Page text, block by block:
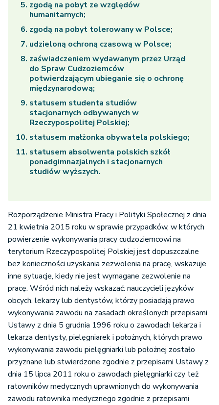
zgodą na pobyt ze względów
humanitarnych;
zgodą na pobyt tolerowany w Polsce;
udzieloną ochroną czasową w Polsce;
zaświadczeniem wydawanym przez Urząd
do Spraw Cudzoziemców
potwierdzającym ubieganie się o ochronę
międzynarodową;
statusem studenta studiów
stacjonarnych odbywanych w
Rzeczypospolitej Polskiej;
statusem małżonka obywatela polskiego;
statusem absolwenta polskich szkół
ponadgimnazjalnych i stacjonarnych
studiów wyższych.
Rozporządzenie Ministra Pracy i Polityki Społecznej z dnia
21 kwietnia 2015 roku w sprawie przypadków, w których
powierzenie wykonywania pracy cudzoziemcowi na
terytorium Rzeczypospolitej Polskiej jest dopuszczalne
bez konieczności uzyskania zezwolenia na pracę, wskazuje
inne sytuacje, kiedy nie jest wymagane zezwolenie na
pracę. Wśród nich należy wskazać: nauczycieli języków
obcych, lekarzy lub dentystów, którzy posiadają prawo
wykonywania zawodu na zasadach określonych przepisami
Ustawy z dnia 5 grudnia 1996 roku o zawodach lekarza i
lekarza dentysty, pielęgniarek i położnych, których prawo
wykonywania zawodu pielęgniarki lub położnej zostało
przyznane lub stwierdzone zgodnie z przepisami Ustawy z
dnia 15 lipca 2011 roku o zawodach pielęgniarki czy też
ratowników medycznych uprawnionych do wykonywania
zawodu ratownika medycznego zgodnie z przepisami